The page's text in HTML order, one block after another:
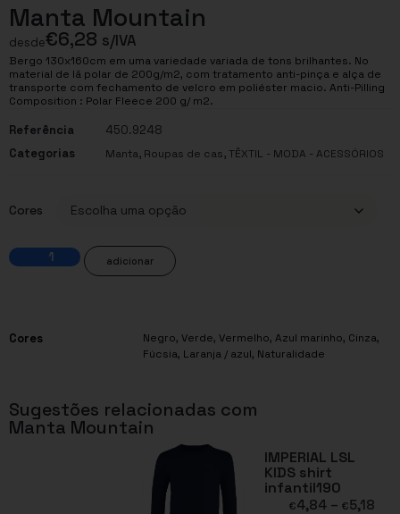
Manta Mountain
desde€6,28 s/IVA
Bergo 130x160cm em uma variedade variada de tons brilhantes. No
material de lã polar de 200g/m2, com tratamento anti-pinça e alça de
transporte com fechamento de velcro em poliéster macio. Anti-Pilling
Composition : Polar Fleece 200 g/ m2.
Referência
450.9248
Categorias
Manta, Roupas de cas,TÊXTIL - MODA - ACESSÓRIOS
Cores
adicionar
Cores Negro, Verde, Vermelho, Azul marinho, Cinza,
Fúcsia, Laranja / azul, Naturalidade
Sugestões relacionadas com
Manta Mountain
IMPERIAL LSL
KIDS shirt
infantil190
€4,84 – €5,18